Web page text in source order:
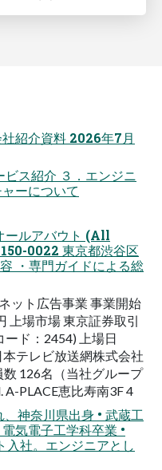
紹介資料 2026年7月
ビス紹介 ３．エンジニ
ーについて
ールアバウト (All
0022 東京都渋谷区
・専門ガイドによる総
ット広告事業 事業開始
上場市場 東京証券取引
ード：2454) 上場日
テレビ放送網株式会社
126名（当社グループ
PLACE恵比寿南3F 4
神奈川県出身 • 武蔵工
気電子工学科卒業 •
入社。エンジニアとし